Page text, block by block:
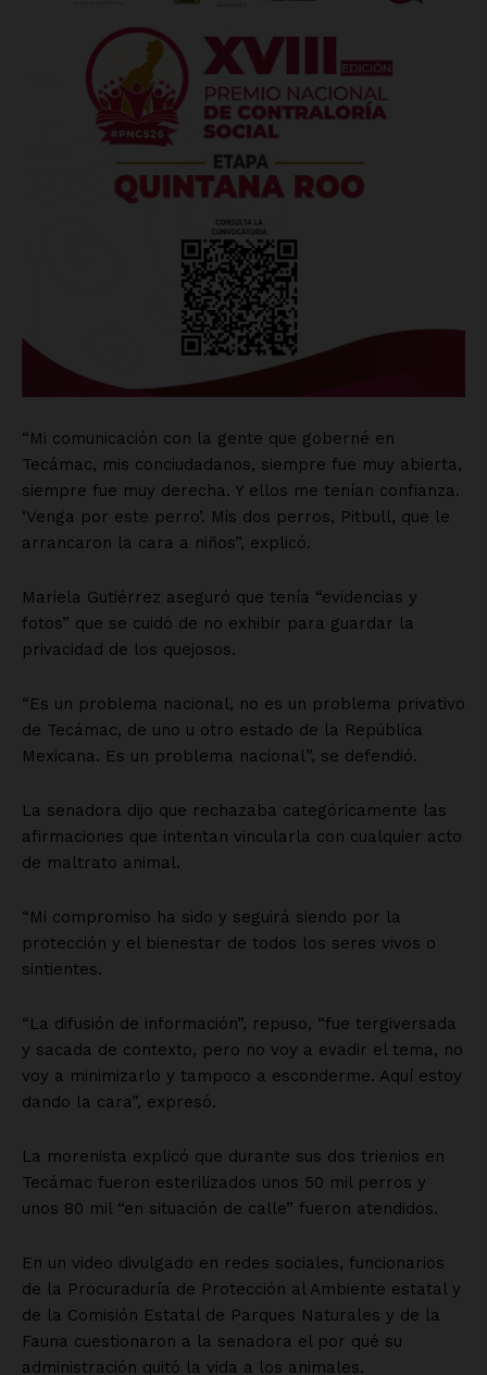
“Mi comunicación con la gente que goberné en
Tecámac, mis conciudadanos, siempre fue muy abierta,
siempre fue muy derecha. Y ellos me tenían confianza.
‘Venga por este perro’. Mis dos perros, Pitbull, que le
arrancaron la cara a niños”, explicó.
Mariela Gutiérrez aseguró que tenía “evidencias y
fotos” que se cuidó de no exhibir para guardar la
privacidad de los quejosos.
“Es un problema nacional, no es un problema privativo
de Tecámac, de uno u otro estado de la República
Mexicana. Es un problema nacional”, se defendió.
La senadora dijo que rechazaba categóricamente las
afirmaciones que intentan vincularla con cualquier acto
de maltrato animal.
“Mi compromiso ha sido y seguirá siendo por la
protección y el bienestar de todos los seres vivos o
sintientes.
“La difusión de información”, repuso, “fue tergiversada
y sacada de contexto, pero no voy a evadir el tema, no
voy a minimizarlo y tampoco a esconderme. Aquí estoy
dando la cara”, expresó.
La morenista explicó que durante sus dos trienios en
Tecámac fueron esterilizados unos 50 mil perros y
unos 80 mil “en situación de calle” fueron atendidos.
En un video divulgado en redes sociales, funcionarios
de la Procuraduría de Protección al Ambiente estatal y
de la Comisión Estatal de Parques Naturales y de la
Fauna cuestionaron a la senadora el por qué su
administración quitó la vida a los animales.